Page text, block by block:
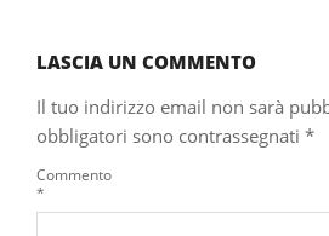
26
LASCIA UN COMMENTO
Il tuo indirizzo email non sarà
obbligatori sono contrassegnati *
Commento
*